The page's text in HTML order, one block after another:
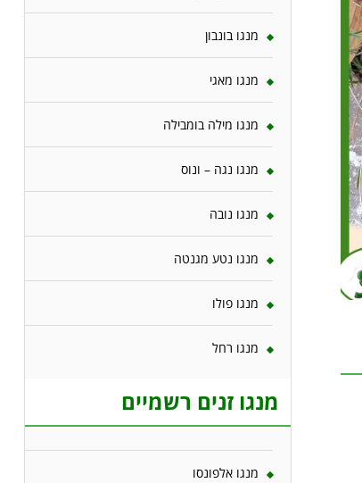
מנגו בונבון
מנגו מאגי
מנגו מילה בומבילה
מנגו נגה – ונוס
מנגו נובה
מנגו נטע מגנטה
מנגו פולו
מנגו רחל
מנגו זנים רשמיים
מנגו אלפונסו